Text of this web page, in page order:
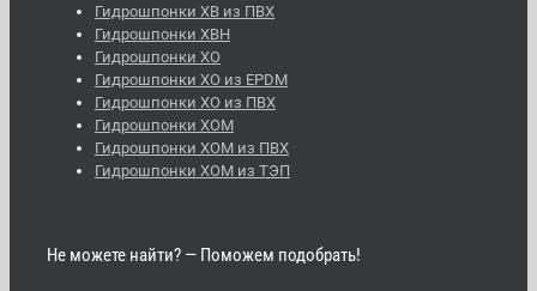
Гидрошпонки ХВ из ПВХ
Гидрошпонки ХВН
Гидрошпонки ХО
Гидрошпонки ХО из EPDM
Гидрошпонки ХО из ПВХ
Гидрошпонки ХОМ
Гидрошпонки ХОМ из ПВХ
Гидрошпонки ХОМ из ТЭП
Не можете найти? — Поможем подобрать!